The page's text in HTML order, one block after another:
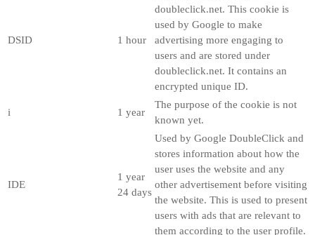
DSID 1 hour
doubleclick.net. This cookie is
used by Google to make
advertising more engaging to
users and are stored under
doubleclick.net. It contains an
encrypted unique ID.
i 1 year
The purpose of the cookie is not
known yet.
IDE
1 year
24 days
Used by Google DoubleClick and
stores information about how the
user uses the website and any
other advertisement before visiting
the website. This is used to present
users with ads that are relevant to
them according to the user profile.